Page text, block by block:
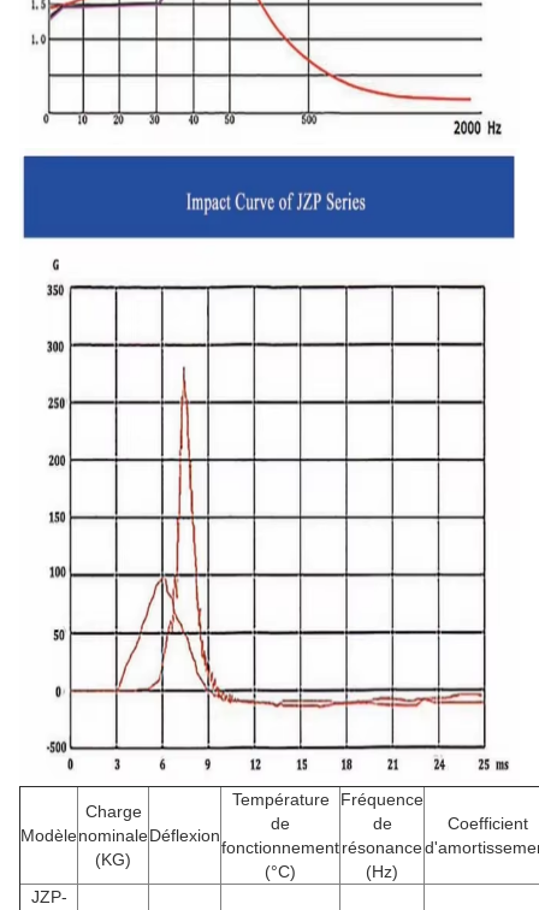
Modèle
Charge
nominale
(KG)
Déflexion
Température
de
fonctionnement
(°C)
Fréquence
de
résonance
(Hz)
Coefficient
JZP-